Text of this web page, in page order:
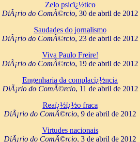
Zelo psicï¿½tico
DiÃ¡rio do ComÃ©rcio, 30 de abril de 2012
Saudades do jornalismo
DiÃ¡rio do ComÃ©rcio, 23 de abril de 2012
Viva Paulo Freire!
DiÃ¡rio do ComÃ©rcio, 19 de abril de 2012
Engenharia da complacï¿½ncia
DiÃ¡rio do ComÃ©rcio, 11 de abril de 2012
Reaï¿½ï¿½o fraca
DiÃ¡rio do ComÃ©rcio, 9 de abril de 2012
Virtudes nacionais
DiÃ¡rio do ComÃ©rcio, 3 de abril de 2012